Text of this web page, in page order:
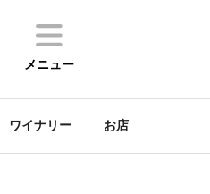
メニュー
ワイナリー お店